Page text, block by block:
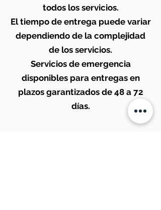
todos los servicios.
El tiempo de entrega puede variar
dependiendo de la complejidad
de los servicios.
Servicios de emergencia
disponibles para entregas en
plazos garantizados de 48 a 72
días.